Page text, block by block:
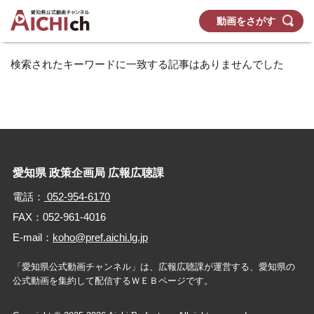
動画をさがす
検索されたキーワードに一致する記事はありませんでした
愛知県 政策企画局 広報広聴課
電話： 052-954-6170
FAX：052-961-4016
E-mail： koho@pref.aichi.lg.jp
「愛知県公式動画チャンネル」は、広報広聴課が運営する、 愛知県の
公式動画を集約して配信するＷＥＢページです。